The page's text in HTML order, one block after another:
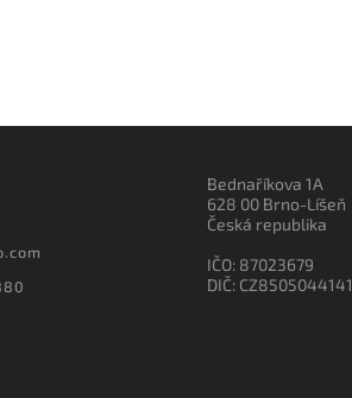
Bednaříkova 1A
628 00 Brno-Líšeň
Česká republika
IČO: 87023679
DIČ: CZ8505044141